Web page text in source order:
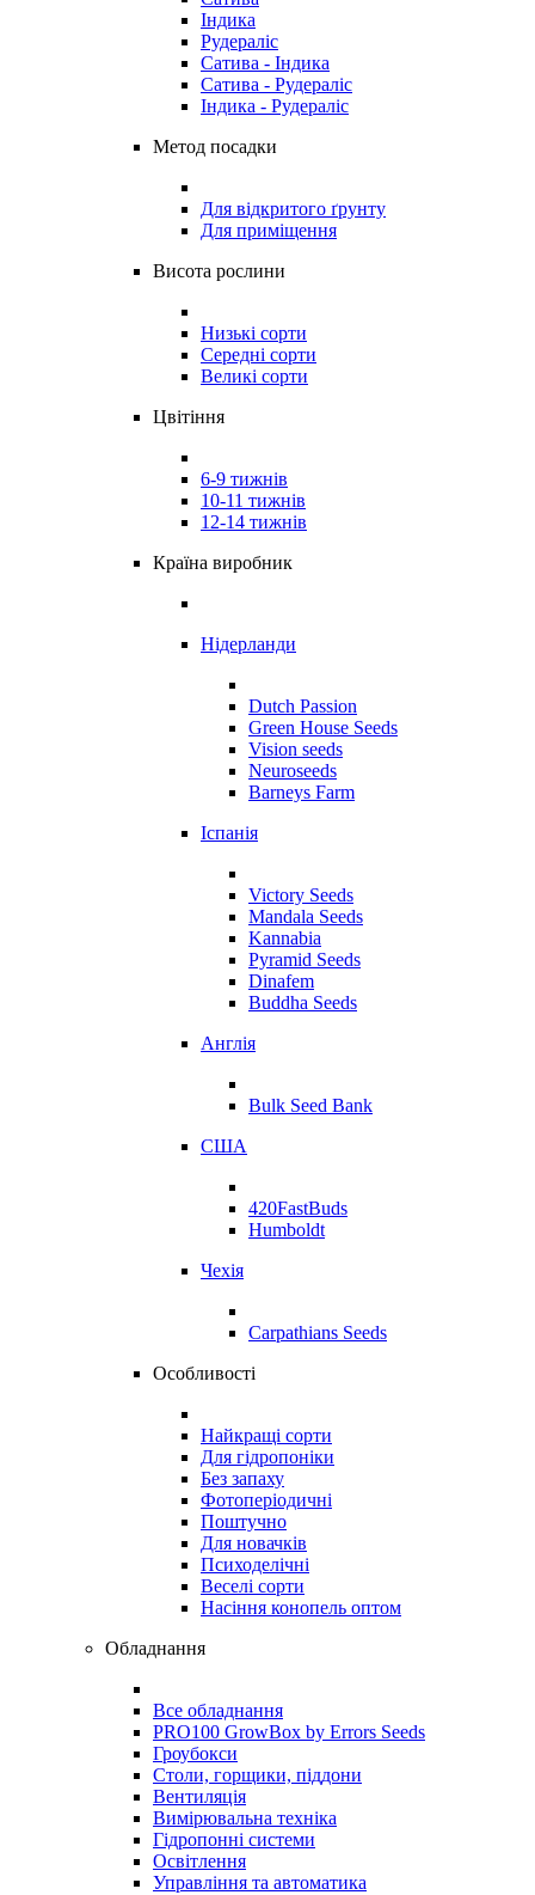
Індика
Рудераліс
Сатива - Індика
Сатива - Рудераліс
Індика - Рудераліс
Метод посадки
Для відкритого ґрунту
Для приміщення
Висота рослини
Низькі сорти
Середні сорти
Великі сорти
Цвітіння
6-9 тижнів
10-11 тижнів
12-14 тижнів
Країна виробник
Нідерланди
Dutch Passion
Green House Seeds
Vision seeds
Neuroseeds
Barneys Farm
Іспанія
Victory Seeds
Mandala Seeds
Kannabia
Pyramid Seeds
Dinafem
Buddha Seeds
Англія
Bulk Seed Bank
США
420FastBuds
Humboldt
Чехія
Carpathians Seeds
Особливості
Найкращі сорти
Для гідропоніки
Без запаху
Фотоперіодичні
Поштучно
Для новачків
Психоделічні
Веселі сорти
Насіння конопель оптом
Обладнання
Все обладнання
PRO100 GrowBox by Errors Seeds
Гроубокси
Столи, горщики, піддони
Вентиляція
Вимірювальна техніка
Гідропонні системи
Освітлення
Управління та автоматика